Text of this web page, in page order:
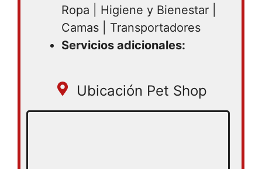
Ropa | Higiene y Bienestar |
Camas | Transportadores
Servicios adicionales:
Ubicación Pet Shop